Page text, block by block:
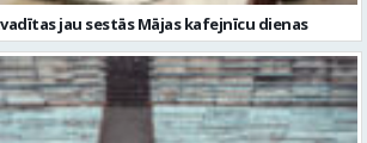
jau sestās Mājas kafejnīcu dienas